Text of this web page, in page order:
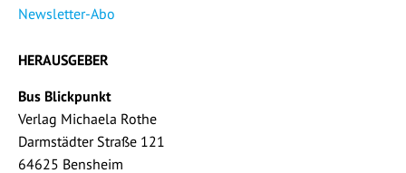
Newsletter-Abo
HERAUSGEBER
Bus Blickpunkt
Verlag Michaela Rothe
Darmstädter Straße 121
64625 Bensheim